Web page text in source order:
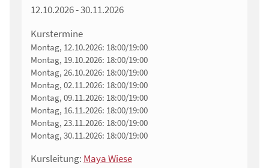
12.10.2026 - 30.11.2026
Kurstermine
Montag, 12.10.2026: 18:00/19:00
Montag, 19.10.2026: 18:00/19:00
Montag, 26.10.2026: 18:00/19:00
Montag, 02.11.2026: 18:00/19:00
Montag, 09.11.2026: 18:00/19:00
Montag, 16.11.2026: 18:00/19:00
Montag, 23.11.2026: 18:00/19:00
Montag, 30.11.2026: 18:00/19:00
Kursleitung: Maya Wiese